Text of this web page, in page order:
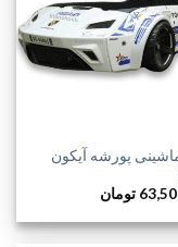
افزودن
به
علاقه
مندی
ها
پورشه آیکون
تومان